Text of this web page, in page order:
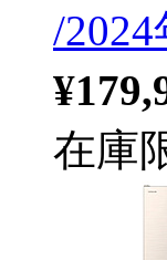
/
在庫